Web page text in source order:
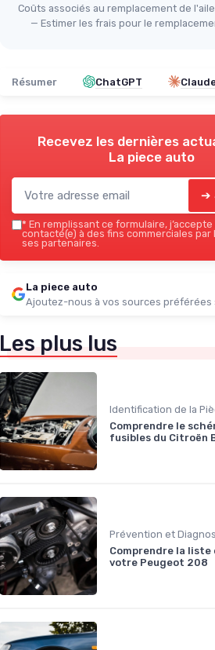
Voir l'offre
Coûts associés au remplacement de
— Estimer les frais pour le
Résumer ChatGPT
Recevez les dernières
La piece auto
➔
* En remplissant ce formulaire, j’accepte
contacté(e) à des fins commerciales par
ses partenaires.
La piece auto
Ajoutez-nous à vos sources préférées
Les plus lus
Comprendre le
fusibles du Citroën
Comprendre la liste
votre Peugeot 208